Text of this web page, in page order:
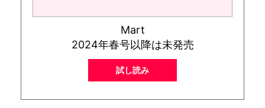
Mart
2024年春号以降は未発売
試し読み